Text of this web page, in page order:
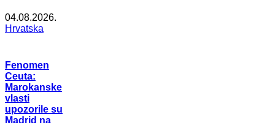
04.08.2026.
Hrvatska
Fenomen
Ceuta:
Marokanske
vlasti
upozorile su
Madrid na